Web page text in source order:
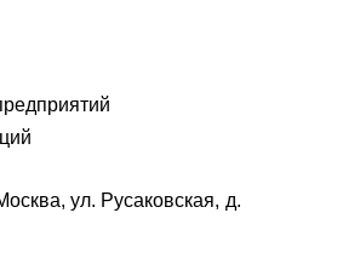
ул. Русаковская, д.